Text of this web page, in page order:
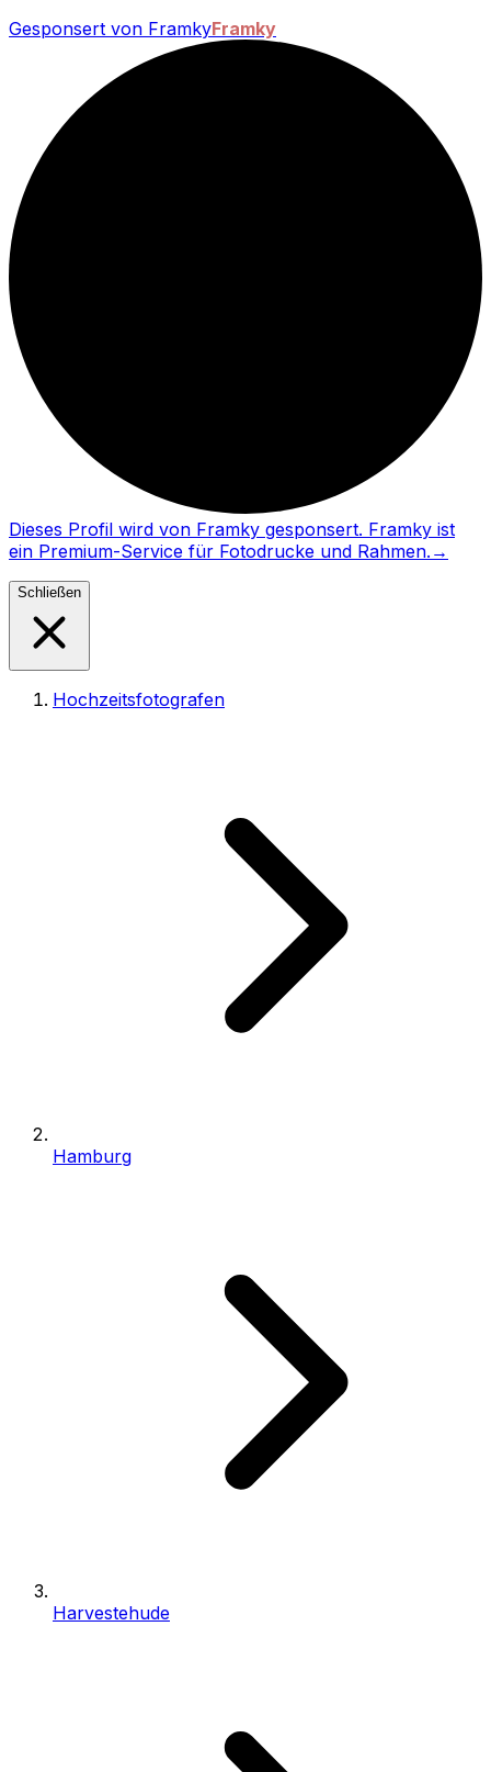
Gesponsert von FramkyFramky
Dieses Profil wird von Framky gesponsert. Framky ist
ein Premium-Service für Fotodrucke und Rahmen. →
Schließen
Hochzeitsfotografen
Hamburg
Harvestehude